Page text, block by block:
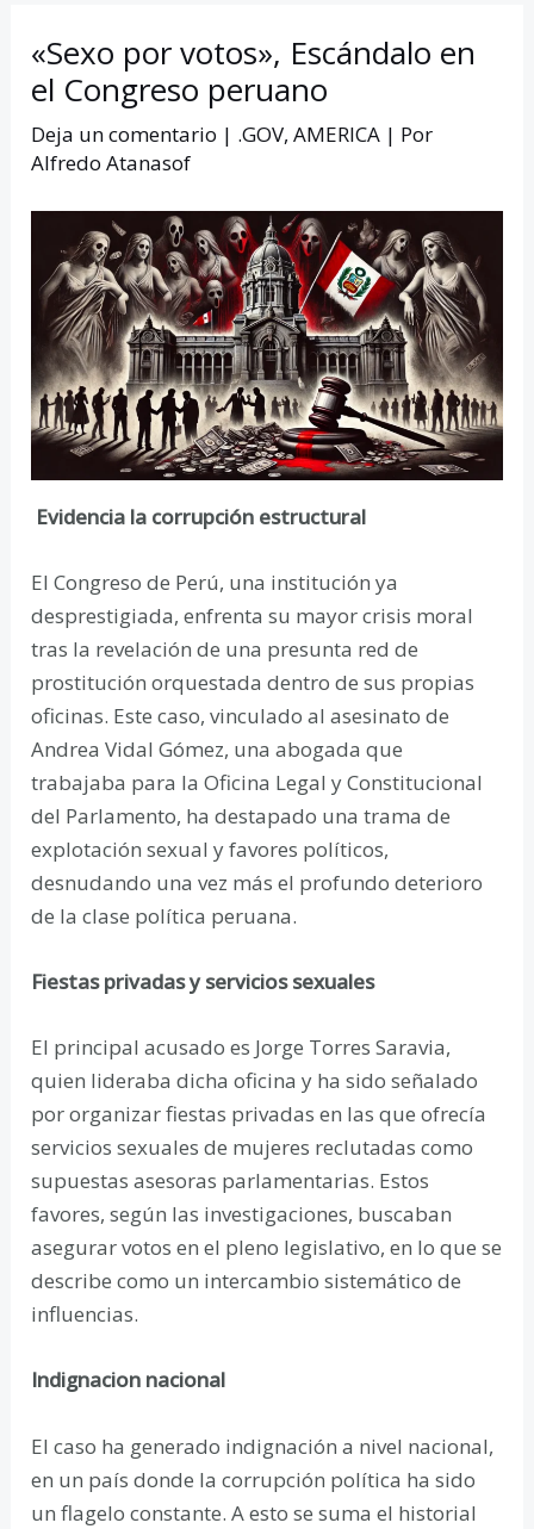
«Sexo por votos», Escándalo en
el Congreso peruano
Deja un comentario | .GOV,AMERICA | Por
Alfredo Atanasof
Evidencia la corrupción estructural
El Congreso de Perú, una institución ya
desprestigiada, enfrenta su mayor crisis moral
tras la revelación de una presunta red de
prostitución orquestada dentro de sus propias
oficinas. Este caso, vinculado al asesinato de
Andrea Vidal Gómez, una abogada que
trabajaba para la Oficina Legal y Constitucional
del Parlamento, ha destapado una trama de
explotación sexual y favores políticos,
desnudando una vez más el profundo deterioro
de la clase política peruana.
Fiestas privadas y servicios sexuales
El principal acusado es Jorge Torres Saravia,
quien lideraba dicha oficina y ha sido señalado
por organizar fiestas privadas en las que ofrecía
servicios sexuales de mujeres reclutadas como
supuestas asesoras parlamentarias. Estos
favores, según las investigaciones, buscaban
asegurar votos en el pleno legislativo, en lo que se
describe como un intercambio sistemático de
influencias.
Indignacion nacional
El caso ha generado indignación a nivel nacional,
en un país donde la corrupción política ha sido
un flagelo constante. A esto se suma el historial